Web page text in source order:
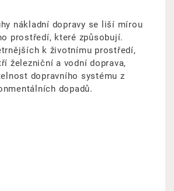
nákladní dopravy se liší mírou
prostředí, které způsobují.
k životnímu prostředí,
železniční a vodní doprava,
dopravního systému z
dopadů.